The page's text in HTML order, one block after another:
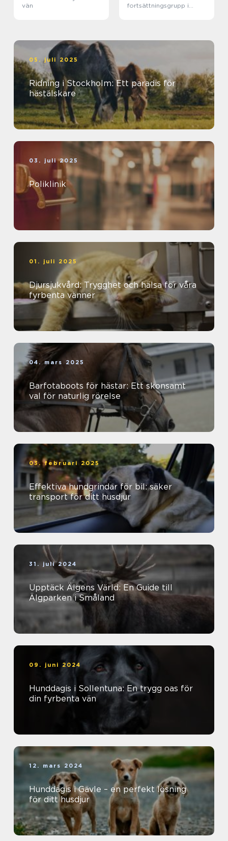
vän
fortsättningsgrupp i
05. juli 2025
Ridning i Stockholm: Ett paradis för
hästälskare
03. juli 2025
Poliklinik
01. juli 2025
Djursjukvård: Trygghet och hälsa för våra
fyrbenta vänner
04. mars 2025
Barfotaboots för hästar: Ett skonsamt
val för naturlig rörelse
03. februari 2025
Effektiva hundgrindar för bil: säker
transport för ditt husdjur
31. juli 2024
Upptäck Älgens Värld: En Guide till
Älgparken i Småland
09. juni 2024
Hunddagis i Sollentuna: En trygg oas för
din fyrbenta vän
12. mars 2024
Hunddagis i Gävle – en perfekt lösning
för ditt husdjur